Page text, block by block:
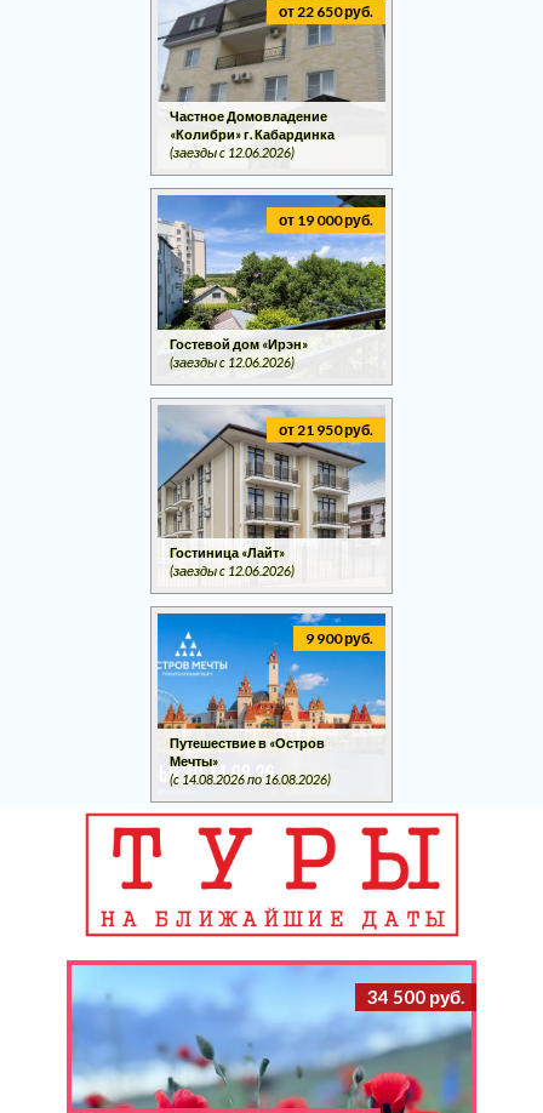
от 22 650 руб.
Частное Домовладение
«Колибри» г. Кабардинка
(заезды c 12.06.2026)
от 19 000 руб.
Гостевой дом «Ирэн»
(заезды c 12.06.2026)
от 21 950 руб.
Гостиница «Лайт»
(заезды c 12.06.2026)
9 900 руб.
Путешествие в «Остров
Мечты»
(c 14.08.2026 по 16.08.2026)
34 500 руб.